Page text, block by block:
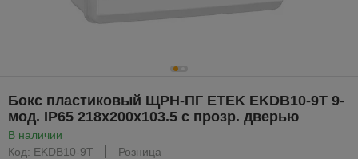
Бокс пластиковый ЩРН-ПГ ETEK EKDB10-9T 9-
мод. IP65 218x200x103.5 с прозр. дверью
В наличии
Код: EKDB10-9T
Розница